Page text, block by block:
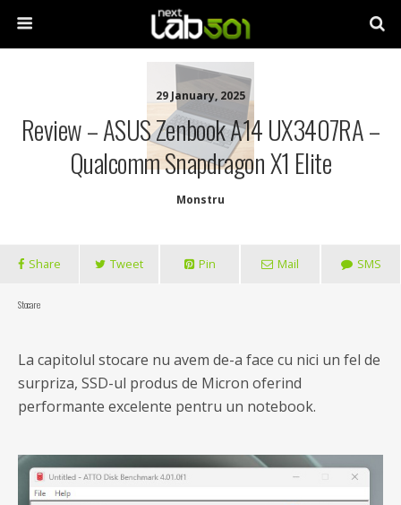
29 January, 2025
Review – ASUS Zenbook A14 UX3407RA –
Qualcomm Snapdragon X1 Elite
Monstru
Share Tweet Pin Mail SMS
Stocare
La capitolul stocare nu avem de-a face cu nici un fel de
surpriza, SSD-ul produs de Micron oferind
performante excelente pentru un notebook.